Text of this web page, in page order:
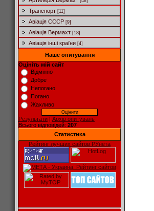
Транспорт [11]
Авіація СССР [9]
Авіація Вермахт [18]
Авіація інші країни [4]
Наше опитування
Оцініть мій сайт
Відмінно
Добре
Непогано
Погано
Жахливо
Результати | Архів опитувань
Всього відповідей: 207
Статистика
Рейтинг лучших сайтов РУнета